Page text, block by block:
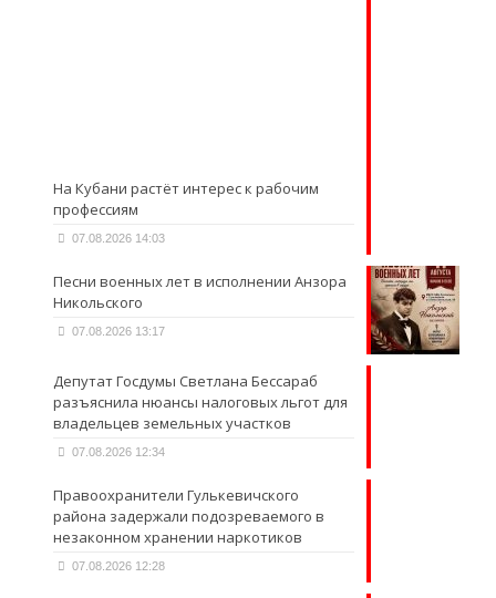
На Кубани растёт интерес к рабочим
профессиям
07.08.2026 14:03
Песни военных лет в исполнении Анзора
Никольского
07.08.2026 13:17
Депутат Госдумы Светлана Бессараб
разъяснила нюансы налоговых льгот для
владельцев земельных участков
07.08.2026 12:34
Правоохранители Гулькевичского
района задержали подозреваемого в
незаконном хранении наркотиков
07.08.2026 12:28